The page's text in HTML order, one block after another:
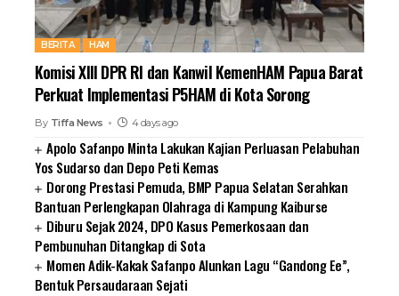
BERITA HAM
Komisi XIII DPR RI dan Kanwil KemenHAM Papua Barat
Perkuat Implementasi P5HAM di Kota Sorong
By Tiffa News 4 days ago
Apolo Safanpo Minta Lakukan Kajian Perluasan Pelabuhan
Yos Sudarso dan Depo Peti Kemas
Dorong Prestasi Pemuda, BMP Papua Selatan Serahkan
Bantuan Perlengkapan Olahraga di Kampung Kaiburse
Diburu Sejak 2024, DPO Kasus Pemerkosaan dan
Pembunuhan Ditangkap di Sota
Momen Adik-Kakak Safanpo Alunkan Lagu “Gandong Ee”,
Bentuk Persaudaraan Sejati